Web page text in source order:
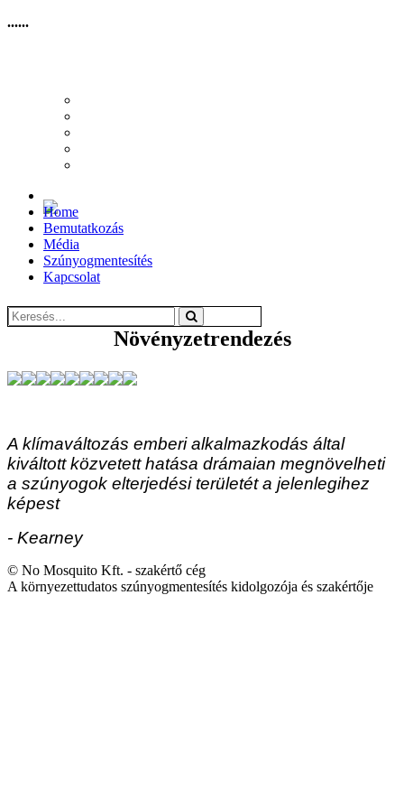
......
Home
Bemutatkozás
Média
Szúnyogmentesítés
Kapcsolat
Növényzetrendezés
A klímaváltozás emberi alkalmazkodás által
kiváltott közvetett hatása drámaian megnövelheti
a szúnyogok elterjedési területét a jelenlegihez
képest
- Kearney
© No Mosquito Kft. - szakértő cég
A környezettudatos szúnyogmentesítés kidolgozója és szakértője